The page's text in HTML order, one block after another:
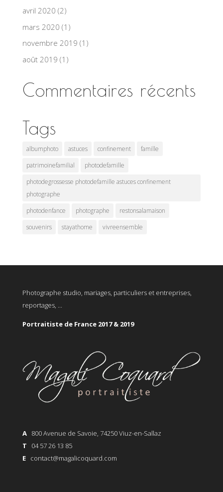
avril 2020 (2)
mars 2020 (1)
novembre 2019 (1)
août 2019 (1)
Commentaires récents
Tags
albumphoto astuces confinement
famille
patrimoinefamilial
photodefamille
photodegrossesse photodefamille astuces confinement
photographe
photodenfance
photographe
restonsalamaison
souvenirs
stayathome vivreensemble
Photographe studio, mariages, particuliers et entreprises,
reportages, ...
Portraitiste de France 2017 & 2019
A800 Avenue de Savoie, 74250 Viuz-en-Sallaz
T
04 57 26 13 85
E contact@magalicoquard.com